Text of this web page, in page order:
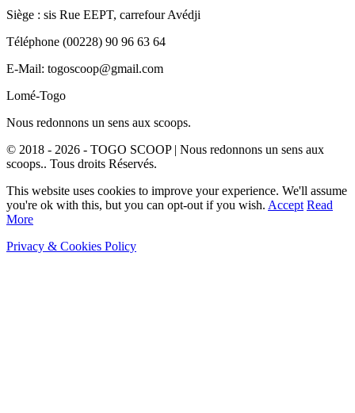
Siège : sis Rue EEPT, carrefour Avédji
Téléphone (00228) 90 96 63 64
E-Mail: togoscoop@gmail.com
Lomé-Togo
Nous redonnons un sens aux scoops.
© 2018 - 2026 - TOGO SCOOP | Nous redonnons un sens aux
scoops.. Tous droits Réservés.
This website uses cookies to improve your experience. We'll assume
you're ok with this, but you can opt-out if you wish. Accept Read
More
Privacy & Cookies Policy